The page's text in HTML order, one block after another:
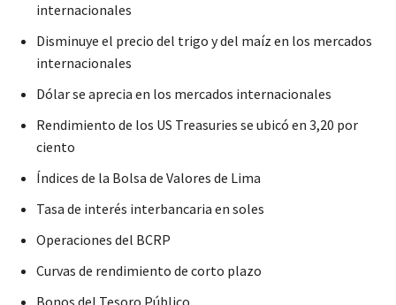
internacionales
Disminuye el precio del trigo y del maíz en los mercados
internacionales
Dólar se aprecia en los mercados internacionales
Rendimiento de los US Treasuries se ubicó en 3,20 por
ciento
Índices de la Bolsa de Valores de Lima
Tasa de interés interbancaria en soles
Operaciones del BCRP
Curvas de rendimiento de corto plazo